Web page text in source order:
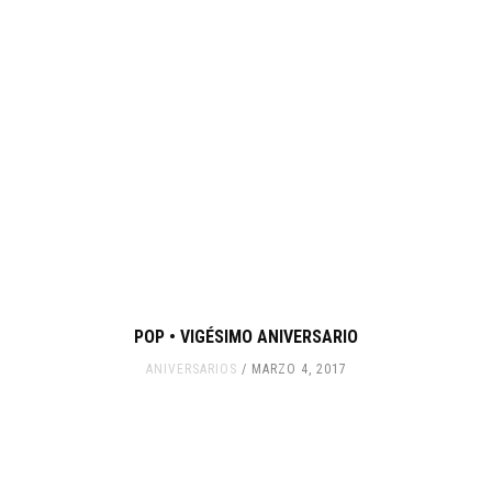
POP • VIGÉSIMO ANIVERSARIO
ANIVERSARIOS MARZO 4, 2017